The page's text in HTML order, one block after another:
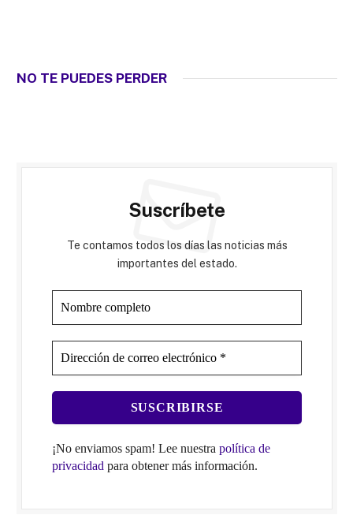
NO TE PUEDES PERDER
Suscríbete
Te contamos todos los días las noticias más
importantes del estado.
¡No enviamos spam! Lee nuestra política de
privacidad para obtener más información.